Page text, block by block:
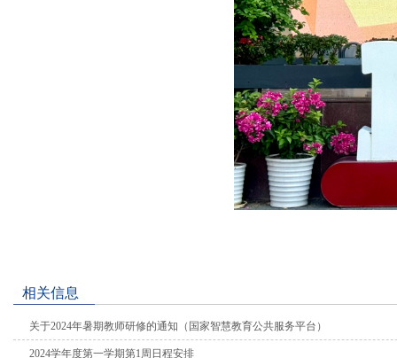
相关信息
关于2024年暑期教师研修的通知（国家智慧教育公共服务平台）
2024学年度第一学期第1周日程安排